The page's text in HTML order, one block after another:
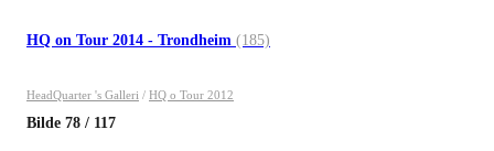
HQ on Tour 2014 - Trondheim (185)
HeadQuarter 's Galleri / HQ o Tour 2012
Bilde 78 / 117